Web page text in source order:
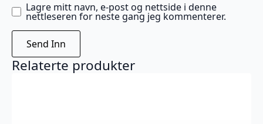
Lagre mitt navn, e-post og nettside i denne
nettleseren for neste gang jeg kommenterer.
Relaterte produkter